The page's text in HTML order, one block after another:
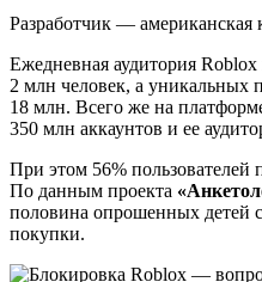
Разработчик —
Ежедневная аудитория Roblox
2 млн человек, а уникальных
18 млн. Всего же на
350 млн аккаунтов и ее
При этом 56%
По данным проекта
половина опрошенных детей
покупки.